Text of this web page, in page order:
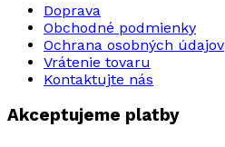
Doprava
Obchodné podmienky
Ochrana osobných údajov
Vrátenie tovaru
Kontaktujte nás
Akceptujeme platby